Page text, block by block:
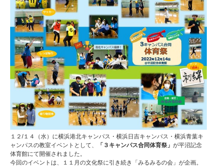
１２/１４（水）に横浜港北キャンパス・横浜日吉キャンパス・横浜青葉キ
ャンパスの教室イベントとして、
「３キャンパス合同体育祭」 が平沼記念
体育館にて開催されました。
今回のイベントは、１１月の文化祭に引き続き「みるみるの会」が企画。